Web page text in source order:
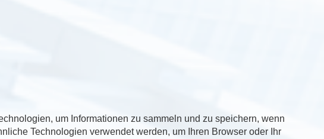
um Informationen zu sammeln und zu speichern, wenn
Technologien verwendet werden, um Ihren Browser oder Ihr